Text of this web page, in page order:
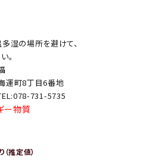
湿の場所を避けて、
。
運町8丁目6番地
731-5735
ー物質
推定値）